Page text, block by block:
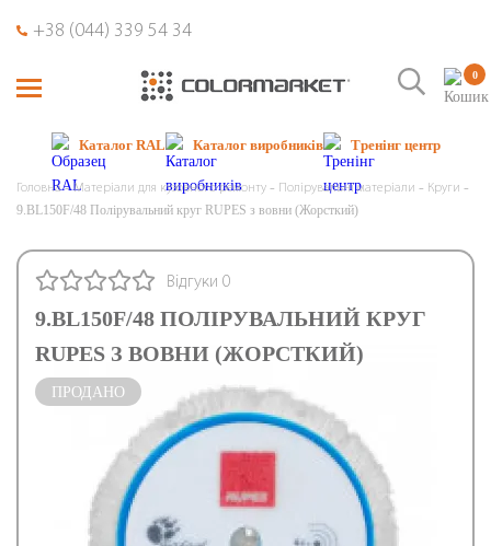
+38 (044) 339 54 34
0
Каталог RAL Каталог виробників Тренінг центр
Головна Матеріали для кузовного ремонту Полірувальні матеріали Круги
9.BL150F/48 Полірувальний круг RUPES з вовни (Жорсткий)
9.BL150F/48 ПОЛІРУВАЛЬНИЙ КРУГ
RUPES З ВОВНИ (ЖОРСТКИЙ)
Відгуки 0
ПРОДАНО